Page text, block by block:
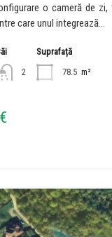
o cameră de zi,
care unul integrează…
2
Suprafață
78.5 m²